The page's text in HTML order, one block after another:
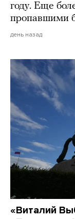
году. Еще
пропавшими
день назад
«Виталий